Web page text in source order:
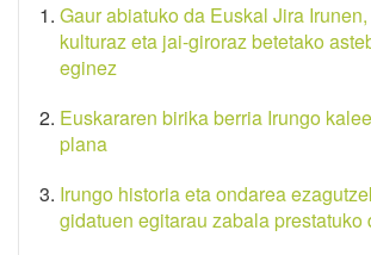
Gaur abiatuko da Euskal Jira
kulturaz eta jai-giroraz betetako
eginez
Euskararen birika berria Irungo
plana
Irungo historia eta ondarea
gidatuen egitarau zabala prestatuko